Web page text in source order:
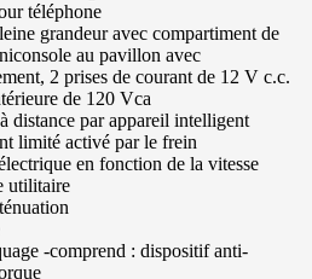
téléphone
grandeur avec compartiment de
au pavillon avec
2 prises de courant de 12 V c.c.
de 120 Vca
distance par appareil intelligent
limité activé par le frein
en fonction de la vitesse
utilitaire
-comprend : dispositif anti-